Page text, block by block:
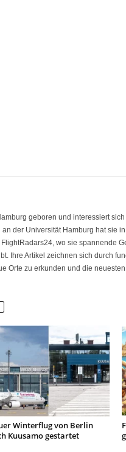
geboren und interessiert
an der Universität Hamburg hat sie
FlightRadars24, wo sie spannende
Ihre Artikel zeichnen sich durch
Orte zu erkunden und die
Winterflug von Berlin
Kuusamo gestartet